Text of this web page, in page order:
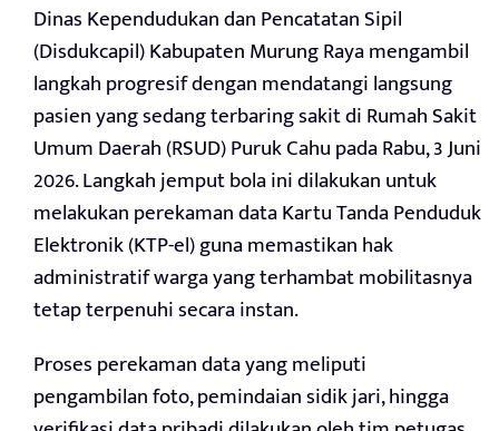
Dinas Kependudukan dan Pencatatan Sipil
(Disdukcapil) Kabupaten Murung Raya mengambil
langkah progresif dengan mendatangi langsung
pasien yang sedang terbaring sakit di Rumah Sakit
Umum Daerah (RSUD) Puruk Cahu pada Rabu, 3 Juni
2026. Langkah jemput bola ini dilakukan untuk
melakukan perekaman data Kartu Tanda Penduduk
Elektronik (KTP-el) guna memastikan hak
administratif warga yang terhambat mobilitasnya
tetap terpenuhi secara instan.
Proses perekaman data yang meliputi
pengambilan foto, pemindaian sidik jari, hingga